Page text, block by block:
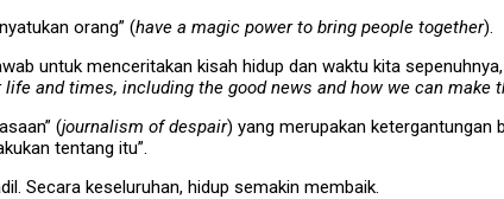
orang” (have a magic power to bring people together).
untuk menceritakan kisah hidup dan waktu kita
and times, including the good news and how we can make
(journalism of despair) yang merupakan ketergantungan
tentang itu”.
Secara keseluruhan, hidup semakin membaik.